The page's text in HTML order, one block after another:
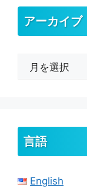
アーカイブ
言語
English